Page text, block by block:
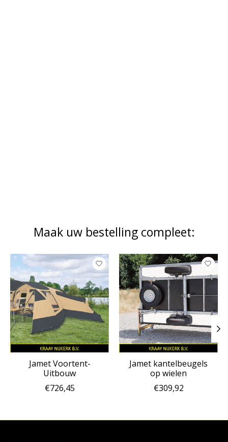
Maak uw bestelling compleet:
Items van productcarrousel
Jamet Voortent-
Uitbouw
€726,45
Jamet kantelbeugels
op wielen
€309,92